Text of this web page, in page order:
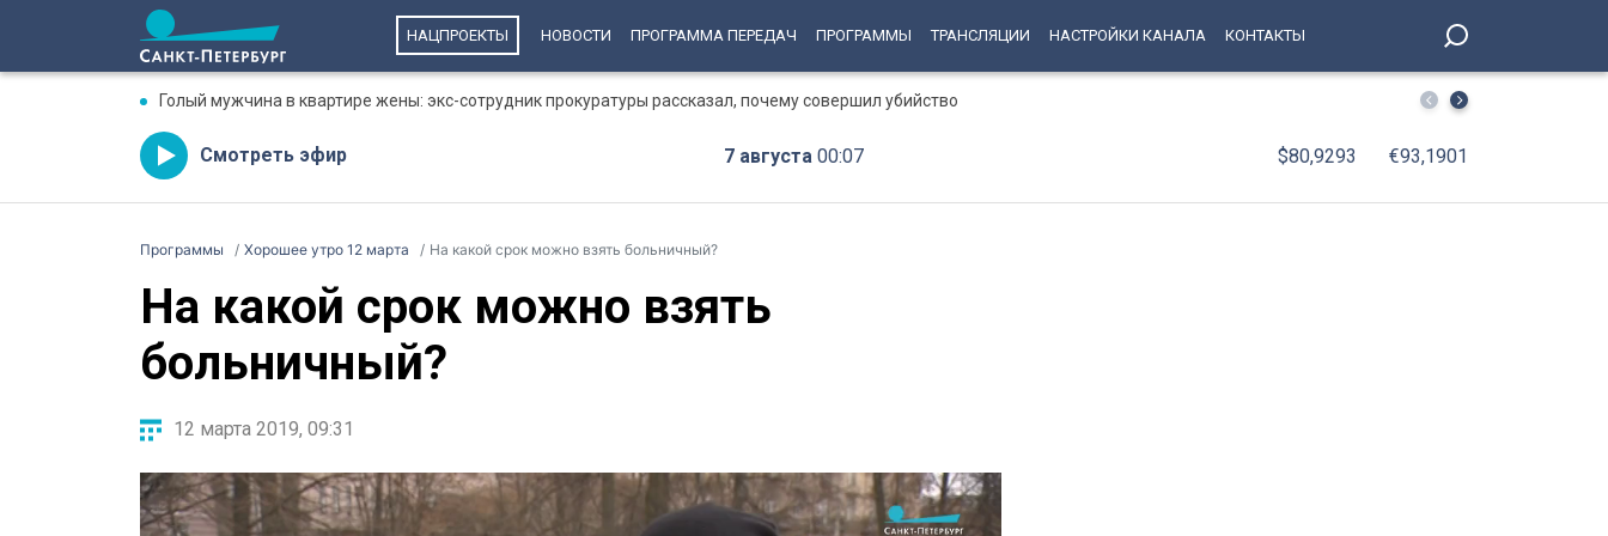
НАЦПРОЕКТЫ НОВОСТИ ПРОГРАММА ПЕРЕДАЧ ПРОГРАММЫ ТРАНСЛЯЦИИ НАСТРОЙКИ КАНАЛА КОНТАКТЫ
Голый мужчина в квартире жены: экс-сотрудник прокуратуры рассказал, почему совершил убийство В Петербург вернулись юные победители
Смотреть эфир 7 августа 00:07 $80,9293 €93,1901
Программы Хорошее утро 12 марта На какой срок можно взять больничный?
На какой срок можно взять
больничный?
12 марта 2019, 09:31